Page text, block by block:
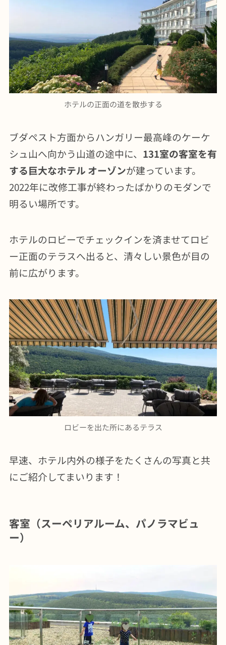
ホテルの正面の道を散歩する
ブダペスト方面からハンガリー最高峰のケーケ
シュ山へ向かう山道の途中に、 131室の客室を有
する巨大なホテル オーゾンが建っています。
2022年に改修工事が終わったばかりのモダンで
明るい場所です。
ホテルのロビーでチェックインを済ませてロビ
ー正面のテラスへ出ると、清々しい景色が目の
前に広がります。
ロビーを出た所にあるテラス
早速、ホテル内外の様子をたくさんの写真と共
にご紹介してまいります！
客室（スーペリアルーム、パノラマビュ
ー）